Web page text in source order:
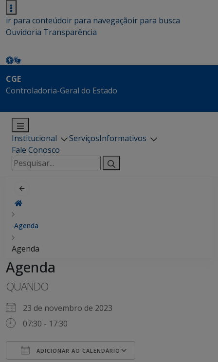
ir para conteúdoir para navegaçãoir para busca
Ouvidoria Transparência
CGE
Controladoria-Geral do Estado
Institucional ServiçosInformativos
Fale Conosco
Pesquisar
por:
Agenda
Agenda
Agenda
QUANDO
23 de novembro de 2023
07:30 - 17:30
ADICIONAR AO CALENDÁRIO